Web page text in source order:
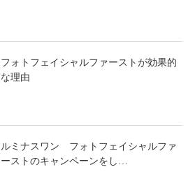
フォトフェイシャルファーストが効果的
な理由
ルミナスワン フォトフェイシャルファ
ーストのキャンペーンをし…